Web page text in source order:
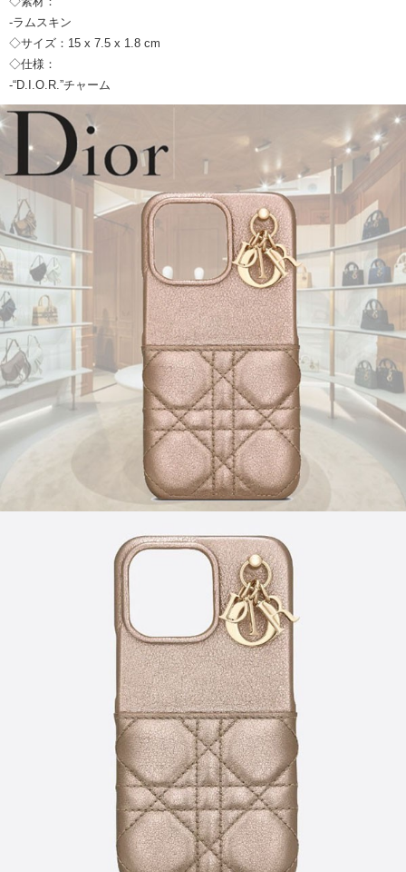
-ラムスキン
◇サイズ：15 x 7.5 x 1.8 cm
◇仕様：
-“D.I.O.R.”チャーム